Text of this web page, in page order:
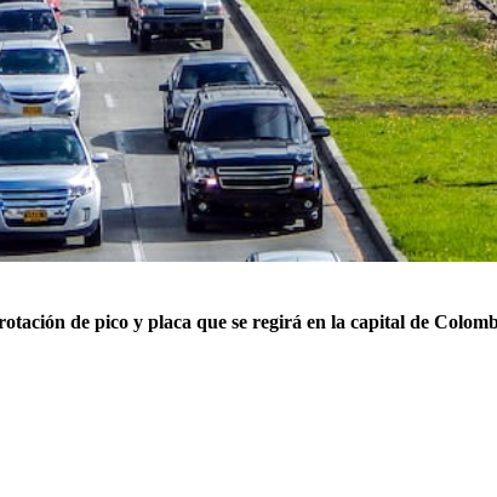
de pico y placa que se regirá en la capital de